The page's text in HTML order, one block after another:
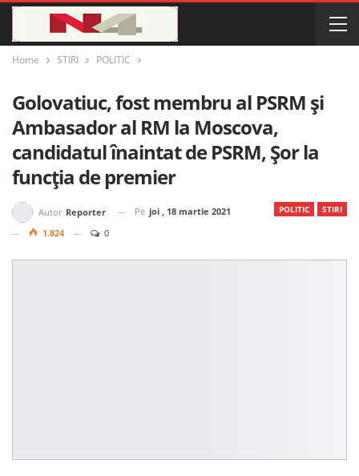
Home STIRI POLITIC
Golovatiuc, fost membru al PSRM și
Ambasador al RM la Moscova,
candidatul înaintat de PSRM, Șor la
funcția de premier
POLITIC STIRI
Autor Reporter Pe joi , 18 martie 2021
1.824
0